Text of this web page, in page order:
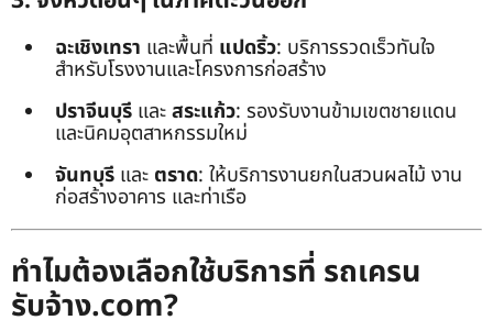
ฉะเชิงเทรา และพื้นที่ แปดริ้ว: บริการรวดเร็วทันใจ
สำหรับโรงงานและโครงการก่อสร้าง
ปราจีนบุรี และสระแก้ว: รองรับงานข้ามเขตชายแดน
และนิคมอุตสาหกรรมใหม่
จันทบุรี และ ตราด: ให้บริการงานยกในสวนผลไม้ งาน
ก่อสร้างอาคาร และท่าเรือ
ทำไมต้องเลือกใช้บริการที่ รถเครน
รับจ้าง.com?